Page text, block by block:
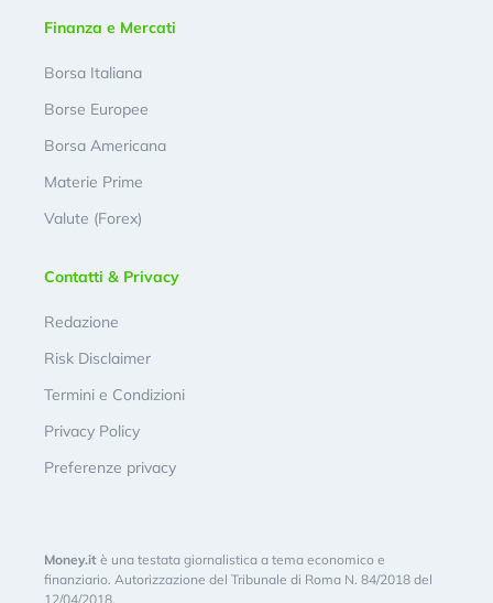
Finanza e Mercati
Borsa Italiana
Borse Europee
Borsa Americana
Materie Prime
Valute (Forex)
Contatti & Privacy
Redazione
Risk Disclaimer
Termini e Condizioni
Privacy Policy
Preferenze privacy
Money.it è una testata giornalistica a tema economico e
finanziario. Autorizzazione del Tribunale di Roma N. 84/2018 del
12/04/2018.